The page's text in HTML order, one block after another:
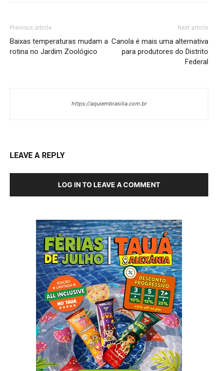
Previous article
Baixas temperaturas mudam a
rotina no Jardim Zoológico
Next article
Canola é mais uma alternativa
para produtores do Distrito
Federal
https://aquiembrasilia.com.br
LEAVE A REPLY
LOG IN TO LEAVE A COMMENT